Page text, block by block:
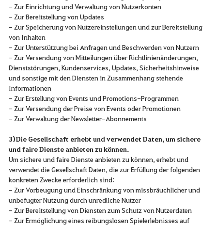
- Zur Einrichtung und Verwaltung von Nutzerkonten
- Zur Bereitstellung von Updates
- Zur Speicherung von Nutzereinstellungen und zur Bereitstellung
von Inhalten
- Zur Unterstützung bei Anfragen und Beschwerden von Nutzern
- Zur Versendung von Mitteilungen über Richtlinienänderungen,
Dienststörungen, Kundenservices, Updates, Sicherheitshinweise
und sonstige mit den Diensten in Zusammenhang stehende
Informationen
- Zur Erstellung von Events und Promotions-Programmen
- Zur Versendung der Preise von Events oder Promotionen
- Zur Verwaltung der Newsletter-Abonnements
3) Die Gesellschaft erhebt und verwendet Daten, um sichere
und faire Dienste anbieten zu können.
Um sichere und faire Dienste anbieten zu können, erhebt und
verwendet die Gesellschaft Daten, die zur Erfüllung der folgenden
konkreten Zwecke erforderlich sind:
- Zur Vorbeugung und Einschränkung von missbräuchlicher und
unbefugter Nutzung durch unredliche Nutzer
- Zur Bereitstellung von Diensten zum Schutz von Nutzerdaten
- Zur Ermöglichung eines reibungslosen Spielerlebnisses auf